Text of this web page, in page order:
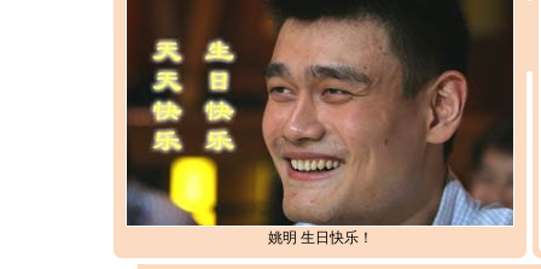
姚明 生日快乐！